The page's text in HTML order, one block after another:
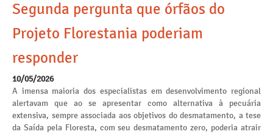
Segunda pergunta que órfãos do
Projeto Florestania poderiam
responder
10/05/2026
A imensa maioria dos especialistas em desenvolvimento regional
alertavam que ao se apresentar como alternativa à pecuária
extensiva, sempre associada aos objetivos do desmatamento, a tese
da Saída pela Floresta, com seu desmatamento zero, poderia atrair